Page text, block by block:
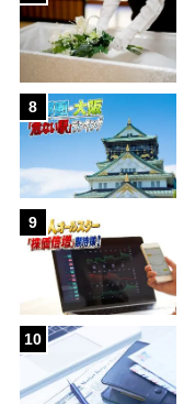
8
9
10